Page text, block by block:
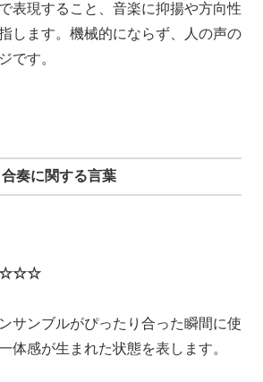
表現すること、音楽に抑揚や方向性
します。機械的にならず、人の声の
です。
奏に関する言葉
サンブルがぴったり合った瞬間に使
体感が生まれた状態を表します。